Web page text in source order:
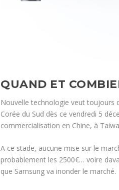
QUAND ET
Nouvelle technologie veut toujours
Corée du Sud dès ce vendredi 5
commercialisation en Chine, à
A ce stade, aucune mise sur le
probablement les 2500€… voire
que Samsung va inonder le marché.